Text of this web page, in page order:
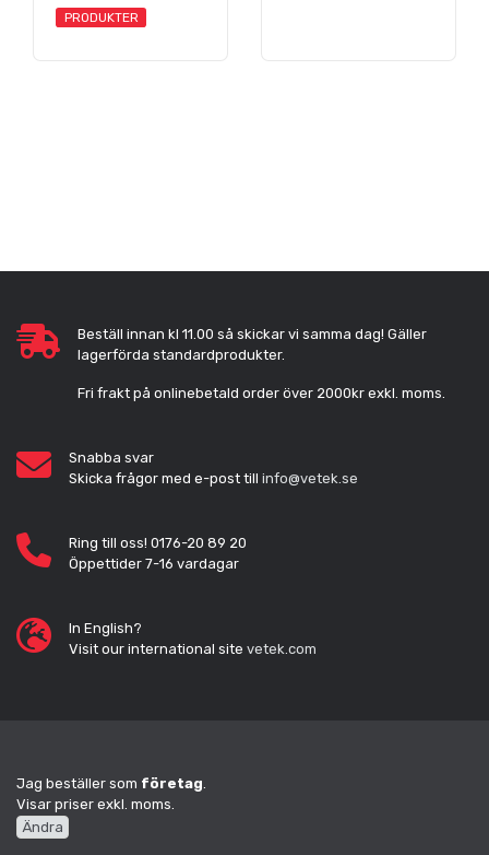
PRODUKTER
Beställ innan kl 11.00 så skickar vi samma dag! Gäller
lagerförda standardprodukter.
Fri frakt på onlinebetald order över 2000kr exkl. moms.
Snabba svar
Skicka frågor med e-post till info@vetek.se
Ring till oss! 0176-20 89 20
Öppettider 7-16 vardagar
In English?
Visit our international site vetek.com
Jag beställer som företag.
Visar priser exkl. moms.
Ändra